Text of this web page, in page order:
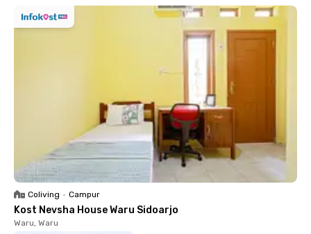
Coliving • Campur
Kost Nevsha House Waru Sidoarjo
Waru, Waru